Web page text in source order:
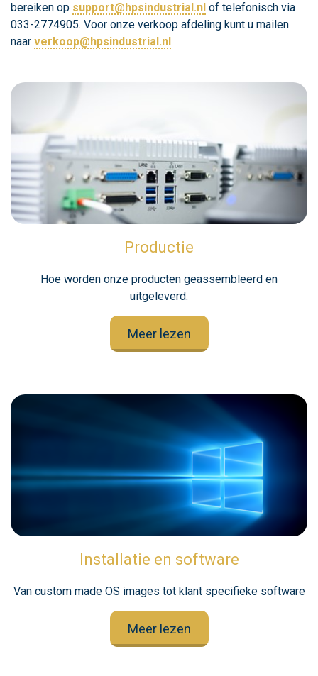
bereiken op support@hpsindustrial.nl of telefonisch via
033-2774905. Voor onze verkoop afdeling kunt u mailen
naar verkoop@hpsindustrial.nl
Productie
Hoe worden onze producten geassembleerd en
uitgeleverd.
Meer lezen
Installatie en software
Van custom made OS images tot klant specifieke software
Meer lezen